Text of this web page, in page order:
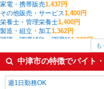
家電・携帯販売1,437円
その他販売・サービス1,400円
栄養士・管理栄養士1,400円
製造・組立・加工1,362円
調理・調理補助・調理師1,308円
ファストフード・デリ1,250円
入出庫・商品管理・検品・検査
フォークリフト1,228円
中津市の他の職種の平均時給を見る
も
中津市の特徴でバイト
週1日勤務OK